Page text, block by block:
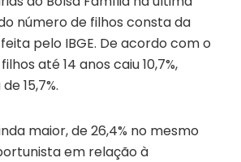
número de filhos consta da
pelo IBGE. De acordo com o
até 14 anos caiu 10,7%,
15,7%.
maior, de 26,4% no mesmo
em relação à